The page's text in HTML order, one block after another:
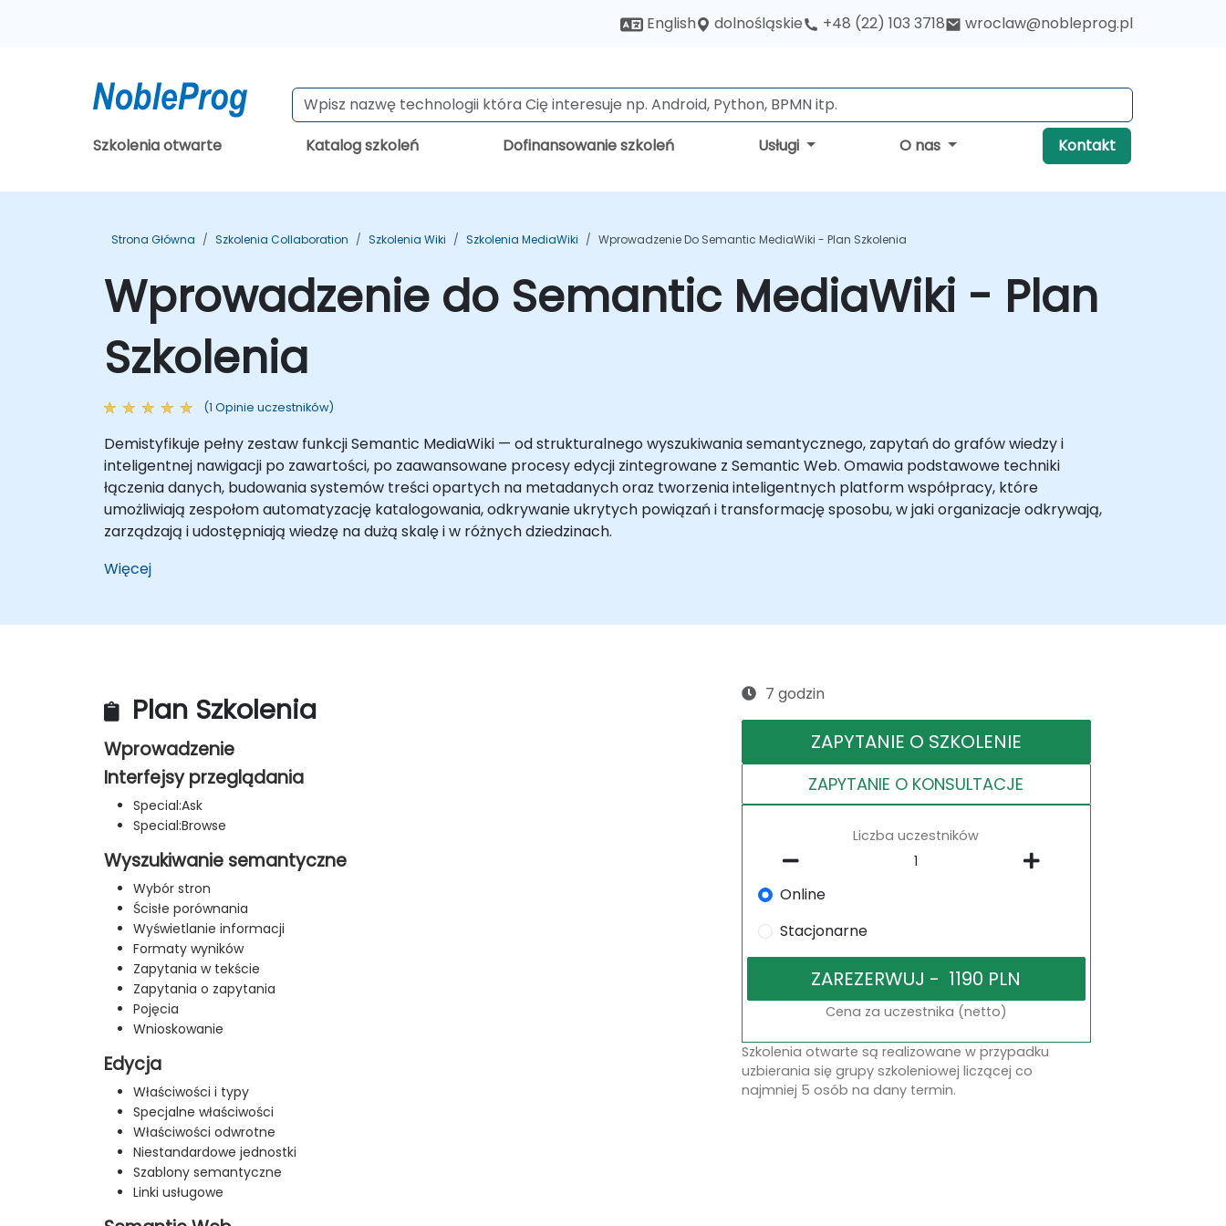
English dolnośląskie +48 (22) 103 3718 wroclaw@nobleprog.pl
Szkolenia otwarte Katalog szkoleń Dofinansowanie szkoleń Usługi O nas Kontakt
Strona Główna Szkolenia Collaboration Szkolenia Wiki Szkolenia MediaWiki Wprowadzenie Do Semantic MediaWiki - Plan Szkolenia
Wprowadzenie do Semantic MediaWiki - Plan
Szkolenia
(1 Opinie uczestników)
Demistyfikuje pełny zestaw funkcji Semantic MediaWiki — od strukturalnego wyszukiwania semantycznego, zapytań do grafów wiedzy i
inteligentnej nawigacji po zawartości, po zaawansowane procesy edycji zintegrowane z Semantic Web. Omawia podstawowe techniki
łączenia danych, budowania systemów treści opartych na metadanych oraz tworzenia inteligentnych platform współpracy, które
umożliwiają zespołom automatyzację katalogowania, odkrywanie ukrytych powiązań i transformację sposobu, w jaki organizacje odkrywają,
zarządzają i udostępniają wiedzę na dużą skalę i w różnych dziedzinach.
Więcej
Plan Szkolenia
Wprowadzenie
Interfejsy przeglądania
Special:Ask
Special:Browse
Wyszukiwanie semantyczne
Wybór stron
Ścisłe porównania
Wyświetlanie informacji
Formaty wyników
Zapytania w tekście
Zapytania o zapytania
Pojęcia
Wnioskowanie
Edycja
Właściwości i typy
Specjalne właściwości
Właściwości odwrotne
Niestandardowe jednostki
Szablony semantyczne
Linki usługowe
7 godzin
ZAPYTANIE O SZKOLENIE
ZAPYTANIE O KONSULTACJE
Liczba uczestników
Online
Stacjonarne
Cena za uczestnika (netto)
Szkolenia otwarte są realizowane w przypadku
uzbierania się grupy szkoleniowej liczącej co
najmniej 5 osób na dany termin.